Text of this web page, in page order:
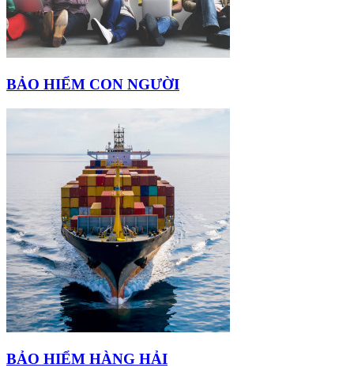
BẢO HIỂM CON NGƯỜI
BẢO HIỂM HÀNG HẢI